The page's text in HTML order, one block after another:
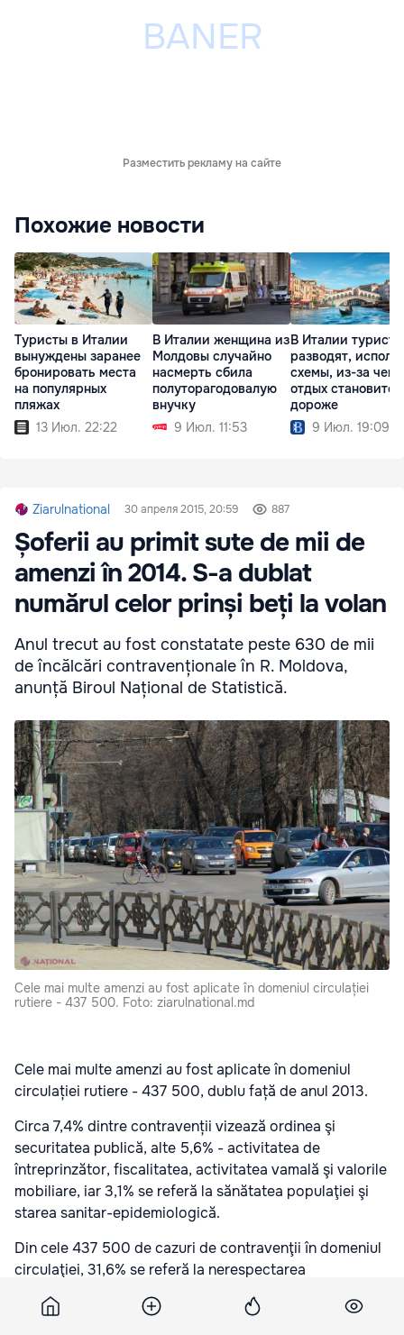
Разместить рекламу на сайте
Похожие новости
Туристы в Италии
вынуждены заранее
бронировать места
на популярных
пляжах
13 Июл. 22:22
В Италии женщина из
Молдовы случайно
насмерть сбила
полуторагодовалую
внучку
9 Июл. 11:53
В Италии
разводят,
схемы, из-за чего
отдых становится
дороже
9 Июл. 19:09
Ziarulnational 30 апреля 2015, 20:59 887
Șoferii au primit sute de mii de
amenzi în 2014. S-a dublat
numărul celor prinși beți la volan
Anul trecut au fost constatate peste 630 de mii
de încălcări contravenționale în R. Moldova,
anunță Biroul Național de Statistică.
Cele mai multe amenzi au fost aplicate în domeniul circulației
rutiere - 437 500. Foto: ziarulnational.md
Cele mai multe amenzi au fost aplicate în domeniul
circulației rutiere - 437 500, dublu față de anul 2013.
Circa 7,4% dintre contravenții vizează ordinea şi
securitatea publică, alte 5,6% - activitatea de
întreprinzător, fiscalitatea, activitatea vamală şi valorile
mobiliare, iar 3,1% se referă la sănătatea populaţiei şi
starea sanitar-epidemiologică.
Din cele 437 500 de cazuri de contravenţii în domeniul
circulaţiei, 31,6% se referă la nerespectarea
priorităţii de trecere. Alte încălcări țin de excesul de